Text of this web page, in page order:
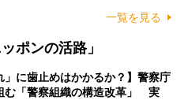
一覧を見る
ポンの活路」
」に歯止めはかかるか？】警察庁
む「警察組織の構造改革」 実